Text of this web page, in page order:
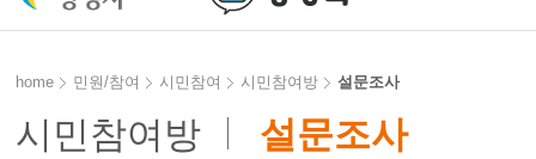
home 민원/참여 시민참여 시민참여방 설문조사
시민참여방 설문조사